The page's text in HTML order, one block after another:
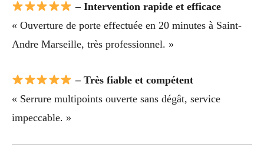
– Intervention rapide et efficace
« Ouverture de porte effectuée en 20 minutes à Saint-
Andre Marseille, très professionnel. »
– Très fiable et compétent
« Serrure multipoints ouverte sans dégât, service
impeccable. »